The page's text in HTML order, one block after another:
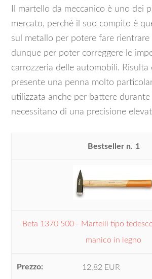
Il martello da meccanico è uno dei
mercato, perché il suo compito è
sul metallo per potere fare rientrare
dunque per poter correggere le
carrozzeria delle automobili. Risulta
presente una penna molto
utilizzata anche per battere
necessitano di una precisione
1
Beta 1370 500 - Martelli tipo
manico in legno
12,82 EUR